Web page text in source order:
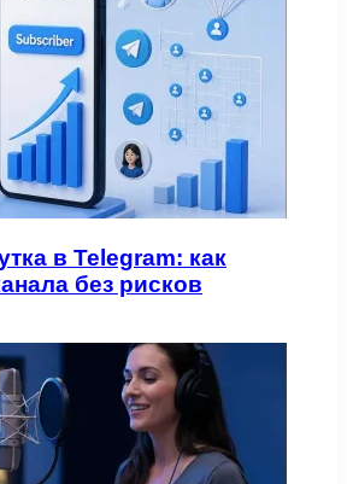
в Telegram: как
без рисков